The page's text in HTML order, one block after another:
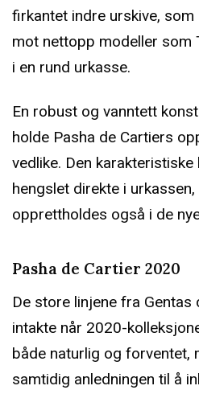
firkantet indre urskive,
mot nettopp modeller som
i en rund urkasse.
En robust og vanntett
holde Pasha de Cartiers
vedlike. Den
hengslet direkte i
opprettholdes også i de
Pasha de Cartier 2020
De store linjene fra
intakte når 2020-
både naturlig og forventet,
samtidig anledningen til å